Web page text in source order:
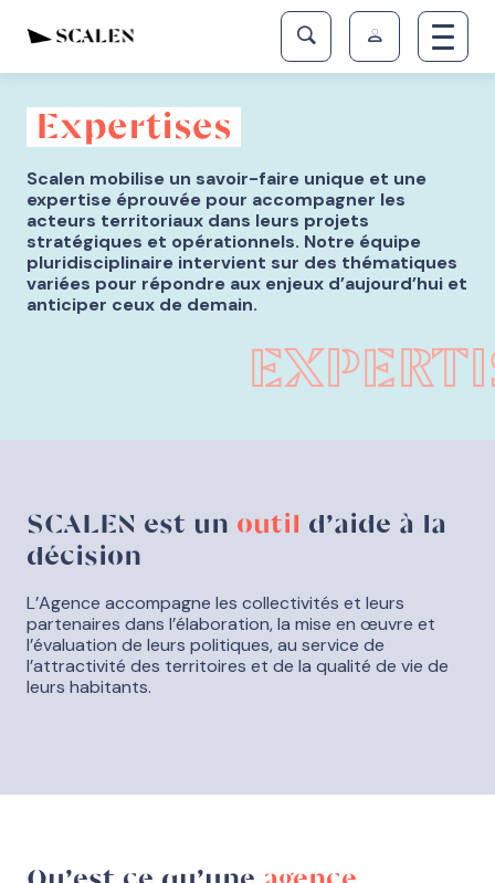
Expertises
Scalen mobilise un savoir-faire unique et une
expertise éprouvée pour accompagner les
acteurs territoriaux dans leurs projets
stratégiques et opérationnels. Notre équipe
pluridisciplinaire intervient sur des thématiques
variées pour répondre aux enjeux d’aujourd’hui et
anticiper ceux de demain.
SCALEN est un outil d’aide à la
décision
L’Agence accompagne les collectivités et leurs
partenaires dans l’élaboration, la mise en œuvre et
l’évaluation de leurs politiques, au service de
l’attractivité des territoires et de la qualité de vie de
leurs habitants.